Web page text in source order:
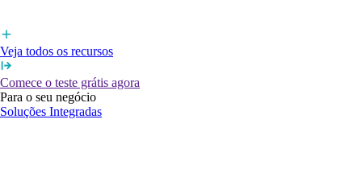
Veja todos os recursos
Comece o teste grátis agora
Para o seu negócio
Soluções Integradas